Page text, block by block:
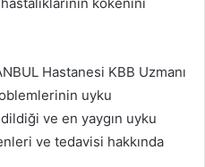
Hastanesi KBB Uzmanı
uyku
ve en yaygın uyku
ve tedavisi hakkında